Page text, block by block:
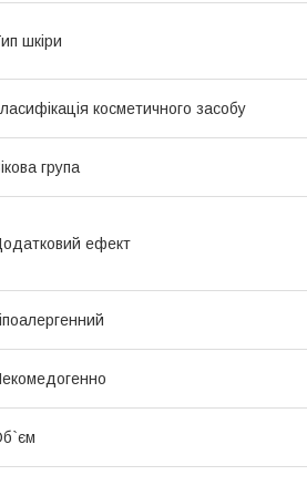
шкіри
косметичного засобу
група
ефект